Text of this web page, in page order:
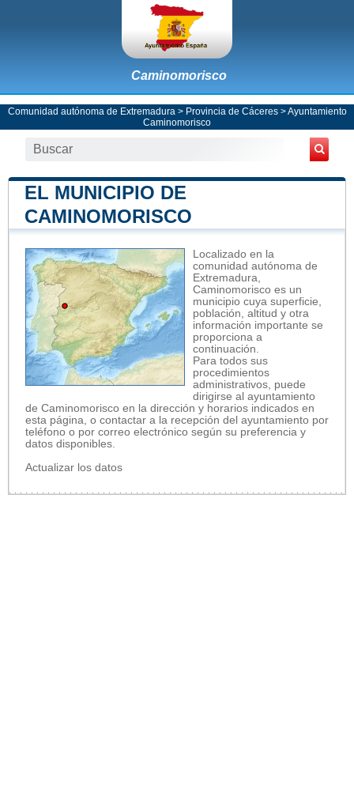
Caminomorisco
Comunidad autónoma de Extremadura > Provincia de Cáceres>Ayuntamiento
Caminomorisco
EL MUNICIPIO DE
CAMINOMORISCO
Localizado en la
comunidad autónoma de
Extremadura,
Caminomorisco es un
municipio cuya superficie,
población, altitud y otra
información importante se
proporciona a
continuación.
Para todos sus
procedimientos
administrativos, puede
dirigirse al ayuntamiento
de Caminomorisco en la dirección y horarios indicados en
esta página, o contactar a la recepción del ayuntamiento por
teléfono o por correo electrónico según su preferencia y
datos disponibles.
Actualizar los datos